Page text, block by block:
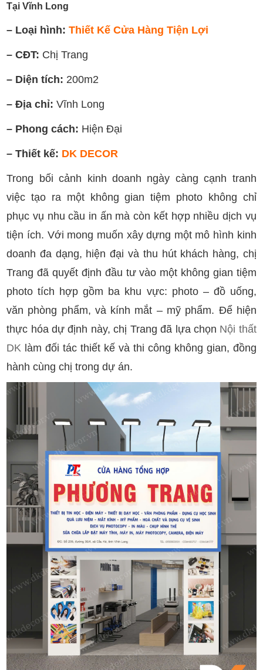
Tại Vĩnh Long
– Loại hình: Thiết Kế Cửa Hàng Tiện Lợi
– CĐT: Chị Trang
– Diện tích: 200m2
– Địa chỉ: Vĩnh Long
– Phong cách: Hiện Đại
– Thiết kế: DK DECOR
Trong bối cảnh kinh doanh ngày càng cạnh tranh
việc tạo ra một không gian tiệm photo không chỉ
phục vụ nhu cầu in ấn mà còn kết hợp nhiều dịch vụ
tiện ích. Với mong muốn xây dựng một mô hình kinh
doanh đa dạng, hiện đại và thu hút khách hàng, chị
Trang đã quyết định đầu tư vào một không gian tiệm
photo tích hợp gồm ba khu vực: photo – đồ uống,
văn phòng phẩm, và kính mắt – mỹ phẩm. Để hiện
thực hóa dự định này, chị Trang đã lựa chọn Nội thất
DK làm đối tác thiết kế và thi công không gian, đồng
hành cùng chị trong dự án.